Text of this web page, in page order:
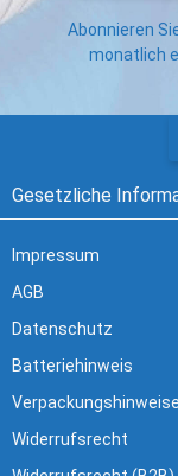
Abonnieren
monatlich
Gesetzliche
Impressum
AGB
Datenschutz
Batteriehinweis
Verpackungshinweise
Widerrufsrecht